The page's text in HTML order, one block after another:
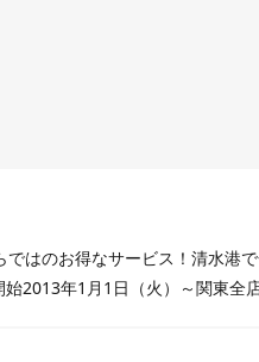
はのお得なサービス！清水港
始2013年1月1日（火）～関東全